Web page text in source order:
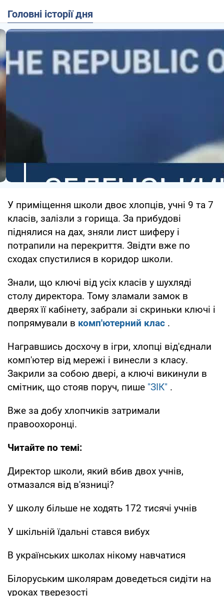
Головні історії дня
У приміщення школи двоє хлопців, учні 9 та 7
класів, залізли з горища. За прибудові
піднялися на дах, зняли лист шиферу і
потрапили на перекриття. Звідти вже по
сходах спустилися в коридор школи.
Знали, що ключі від усіх класів у шухляді
столу директора. Тому зламали замок в
дверях її кабінету, забрали зі скриньки ключі і
попрямували в комп'ютерний клас .
Награвшись досхочу в ігри, хлопці від'єднали
комп'ютер від мережі і винесли з класу.
Закрили за собою двері, а ключі викинули в
смітник, що стояв поруч, пише "ЗІК" .
Вже за добу хлопчиків затримали
правоохоронці.
Читайте по темі:
Директор школи, який вбив двох учнів,
отмазался від в'язниці?
У школу більше не ходять 172 тисячі учнів
У шкільній їдальні стався вибух
В українських школах нікому навчатися
Білоруським школярам доведеться сидіти на
уроках тверезості